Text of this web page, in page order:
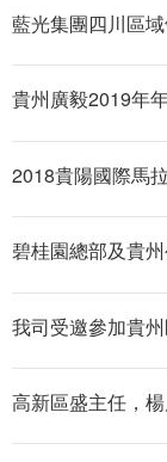
藍光集團四川區
貴州廣毅2019年
2018貴陽國際馬
功完賽
碧桂園總部及貴
我司受邀參加貴
高新區盛主任，